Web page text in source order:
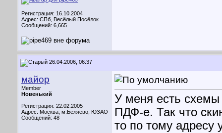
Регистрация: 16.10.2004
Адрес: СПб, Весёлый Посёлок
Сообщений: 6,665
26.04.2006, 06:37
майор
Member
Новенький
Регистрация: 22.02.2005
Адрес: Москва, м.Беляево, ЮЗАО
Сообщений: 48
У меня есть схемы
ПДФ-е. Так что
то по тому адресу